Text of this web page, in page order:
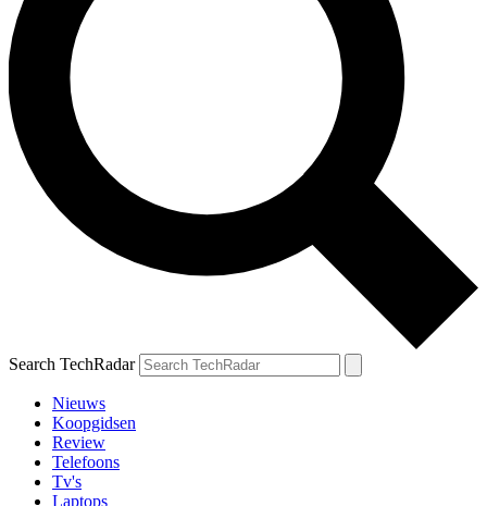
Search TechRadar
Nieuws
Koopgidsen
Review
Telefoons
Tv's
Laptops